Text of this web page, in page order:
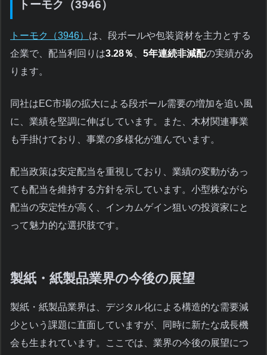
トーモク（3946）
トーモク（3946） は、段ボールや包装資材を主力とする
企業で、配当利回りは3.28％ 、 5年連続非減配の実績があ
ります。
同社はEC市場の拡大による段ボール需要の増加を追い風
に、業績を堅調に伸ばしています。また、木材関連事業
も手掛けており、事業の多様化が進んでいます。
配当政策は安定配当を重視しており、業績の変動があっ
ても配当を維持する方針を示しています。小型株ながら
配当の安定性が高く、インカムゲイン狙いの投資家にと
って魅力的な選択肢です。
製紙・紙製品業界の今後の展望
製紙・紙製品業界は、デジタル化による構造的な需要減
少という課題に直面していますが、同時に新たな成長機
会も生まれています。ここでは、業界の今後の展望につ